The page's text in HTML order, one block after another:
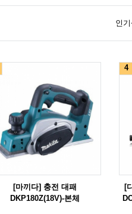
인
[마끼다] 충전 대패
DKP180Z(18V)-본체
4
[